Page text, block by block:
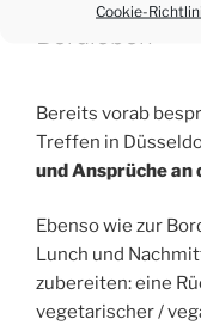
Cookie-
Bordleben
Bereits vorab
Treffen in
und Ansprüche an
Ebenso wie zur
Lunch und
zubereiten: eine
vegetarischer /